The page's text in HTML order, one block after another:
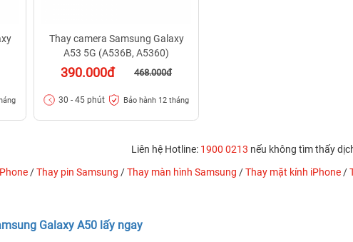
Thay camera Samsung Galaxy
A53 5G (A536B, A5360)
390.000đ 468.000đ
30 - 45 phút Bảo hành 12 tháng
Liên hệ Hotline: 1900 0213 nếu không tìm thấy
/Thay pin Samsung /Thay màn hình Samsung /Thay mặt kính iPhone /
Galaxy A50 lấy ngay